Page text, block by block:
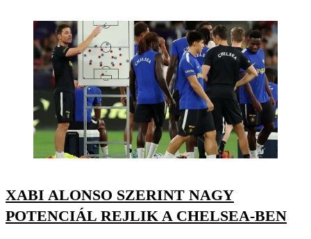
XABI ALONSO SZERINT NAGY
POTENCIÁL REJLIK A CHELSEA-BEN